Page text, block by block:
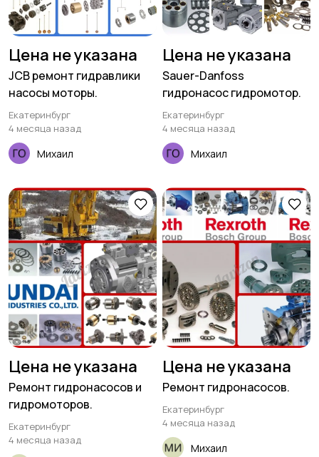
Цена не указана
JCB ремонт гидравлики
насосы моторы.
Екатеринбург
4 месяца назад
Михаил
Цена не указана
Sauer-Danfoss
гидронасос гидромотор.
Екатеринбург
4 месяца назад
Михаил
Цена не указана
Ремонт гидронасосов и
гидромоторов.
Екатеринбург
4 месяца назад
Цена не указана
Ремонт гидронасосов.
Екатеринбург
4 месяца назад
Михаил